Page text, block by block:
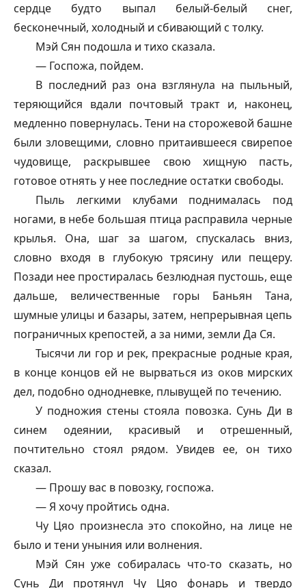
сердце будто выпал белый-белый снег,
бесконечный, холодный и сбивающий с толку.
Мэй Сян подошла и тихо сказала.
— Госпожа, пойдем.
В последний раз она взглянула на пыльный,
теряющийся вдали почтовый тракт и, наконец,
медленно повернулась. Тени на сторожевой башне
были зловещими, словно притаившееся свирепое
чудовище, раскрывшее свою хищную пасть,
готовое отнять у нее последние остатки свободы.
Пыль легкими клубами поднималась под
ногами, в небе большая птица расправила черные
крылья. Она, шаг за шагом, спускалась вниз,
словно входя в глубокую трясину или пещеру.
Позади нее простиралась безлюдная пустошь, еще
дальше, величественные горы Баньян Тана,
шумные улицы и базары, затем, непрерывная цепь
пограничных крепостей, а за ними, земли Да Ся.
Тысячи ли гор и рек, прекрасные родные края,
в конце концов ей не вырваться из оков мирских
дел, подобно однодневке, плывущей по течению.
У подножия стены стояла повозка. Сунь Ди в
синем одеянии, красивый и отрешенный,
почтительно стоял рядом. Увидев ее, он тихо
сказал.
— Прошу вас в повозку, госпожа.
— Я хочу пройтись одна.
Чу Цяо произнесла это спокойно, на лице не
было и тени уныния или волнения.
Мэй Сян уже собиралась что-то сказать, но
Сунь Ди протянул Чу Цяо фонарь и твердо